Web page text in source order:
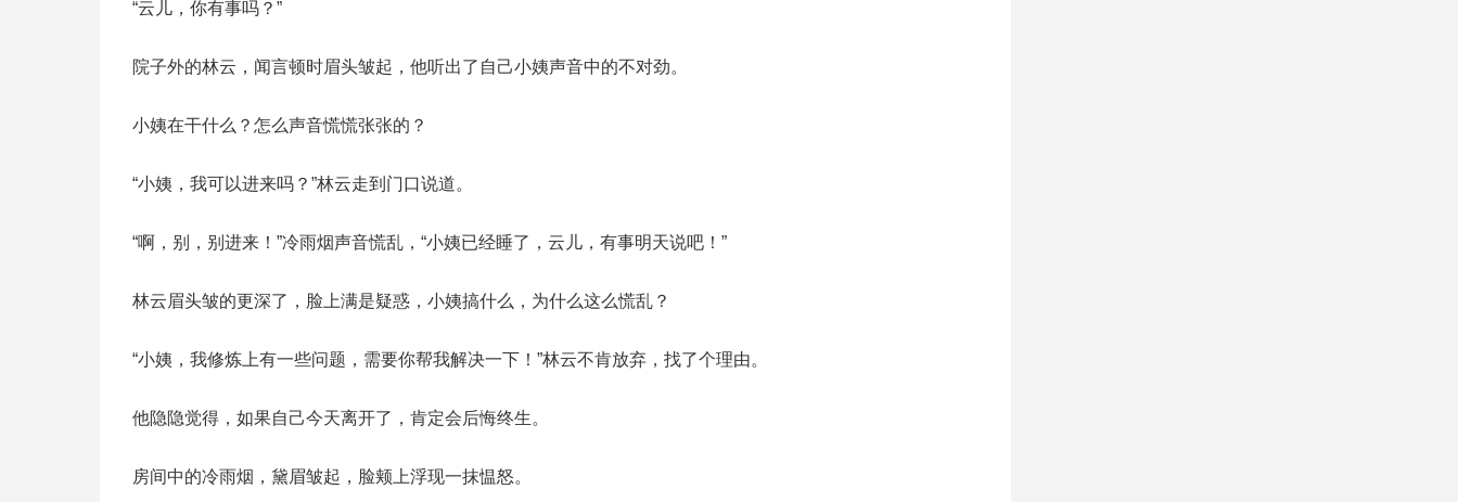
“云儿，你有事吗？”
院子外的林云，闻言顿时眉头皱起，他听出了自己小姨声音中的不对劲。
小姨在干什么？怎么声音慌慌张张的？
“小姨，我可以进来吗？”林云走到门口说道。
“啊，别，别进来！”冷雨烟声音慌乱，“小姨已经睡了，云儿，有事明天说吧！”
林云眉头皱的更深了，脸上满是疑惑，小姨搞什么，为什么这么慌乱？
“小姨，我修炼上有一些问题，需要你帮我解决一下！”林云不肯放弃，找了个理由。
他隐隐觉得，如果自己今天离开了，肯定会后悔终生。
房间中的冷雨烟，黛眉皱起，脸颊上浮现一抹愠怒。